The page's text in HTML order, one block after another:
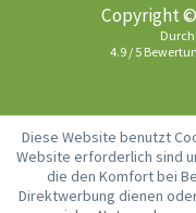
Copyright
4.9 / 5
Diese Website benutzt
Website erforderlich sind
die den Komfort bei
Direktwerbung dienen